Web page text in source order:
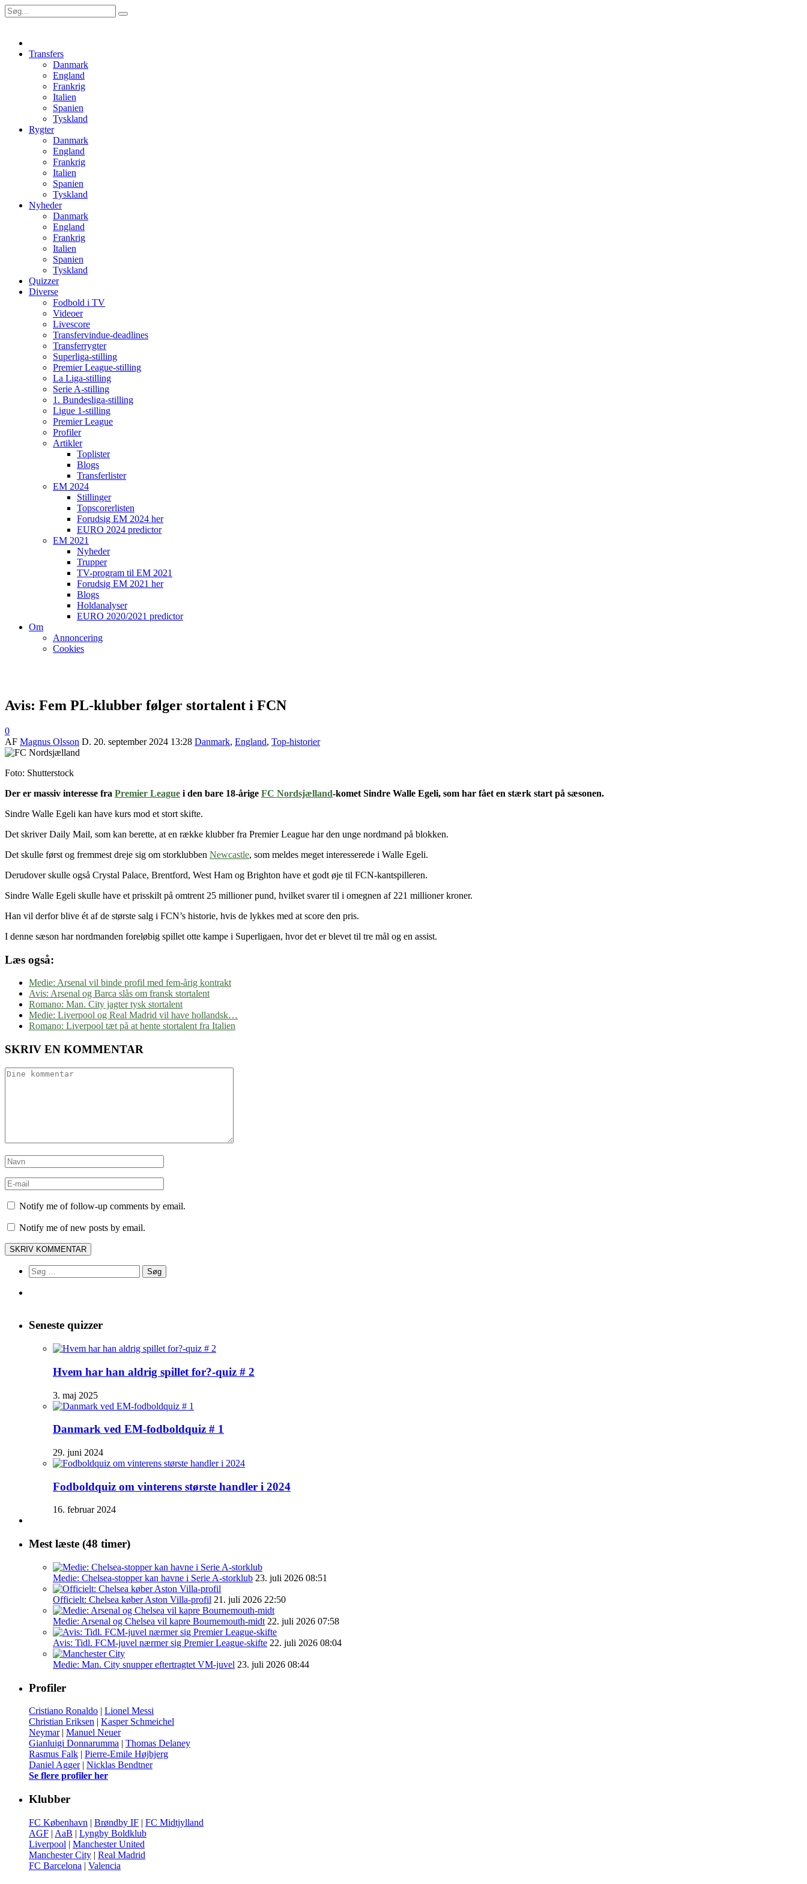
Transfers
Danmark
England
Frankrig
Italien
Spanien
Tyskland
Rygter
Danmark
England
Frankrig
Italien
Spanien
Tyskland
Nyheder
Danmark
England
Frankrig
Italien
Spanien
Tyskland
Quizzer
Diverse
Fodbold i TV
Videoer
Livescore
Transfervindue-deadlines
Transferrygter
Superliga-stilling
Premier League-stilling
La Liga-stilling
Serie A-stilling
1. Bundesliga-stilling
Ligue 1-stilling
Premier League
Profiler
Artikler
Toplister
Blogs
Transferlister
EM 2024
Stillinger
Topscorerlisten
Forudsig EM 2024 her
EURO 2024 predictor
EM 2021
Nyheder
Trupper
TV-program til EM 2021
Forudsig EM 2021 her
Blogs
Holdanalyser
EURO 2020/2021 predictor
Om
Annoncering
Cookies
Avis: Fem PL-klubber følger stortalent i FCN
0
AF Magnus Olsson D. 20. september 2024 13:28 Danmark, England, Top-historier
Foto: Shutterstock
Der er massiv interesse fra Premier League i den bare 18-årige FC Nordsjælland-komet Sindre Walle Egeli, som har fået en stærk start på sæsonen.
Sindre Walle Egeli kan have kurs mod et stort skifte.
Det skriver Daily Mail, som kan berette, at en række klubber fra Premier League har den unge nordmand på blokken.
Det skulle først og fremmest dreje sig om storklubben Newcastle, som meldes meget interesserede i Walle Egeli.
Derudover skulle også Crystal Palace, Brentford, West Ham og Brighton have et godt øje til FCN-kantspilleren.
Sindre Walle Egeli skulle have et prisskilt på omtrent 25 millioner pund, hvilket svarer til i omegnen af 221 millioner kroner.
Han vil derfor blive ét af de største salg i FCN’s historie, hvis de lykkes med at score den pris.
I denne sæson har nordmanden foreløbig spillet otte kampe i Superligaen, hvor det er blevet til tre mål og en assist.
Læs også:
Medie: Arsenal vil binde profil med fem-årig kontrakt
Avis: Arsenal og Barca slås om fransk stortalent
Romano: Man. City jagter tysk stortalent
Medie: Liverpool og Real Madrid vil have hollandsk…
Romano: Liverpool tæt på at hente stortalent fra Italien
SKRIV EN KOMMENTAR
Notify me of follow-up comments by email.
Notify me of new posts by email.
Søg
efter:
Seneste quizzer
Hvem har han aldrig spillet for?-quiz # 2
3. maj 2025
Danmark ved EM-fodboldquiz # 1
29. juni 2024
Fodboldquiz om vinterens største handler i 2024
16. februar 2024
Mest læste (48 timer)
Medie: Chelsea-stopper kan havne i Serie A-storklub 23. juli 2026 08:51
Officielt: Chelsea køber Aston Villa-profil 21. juli 2026 22:50
Medie: Arsenal og Chelsea vil kapre Bournemouth-midt 22. juli 2026 07:58
Avis: Tidl. FCM-juvel nærmer sig Premier League-skifte 22. juli 2026 08:04
Medie: Man. City snupper eftertragtet VM-juvel 23. juli 2026 08:44
Profiler
Cristiano Ronaldo | Lionel Messi
Christian Eriksen | Kasper Schmeichel
Neymar| Manuel Neuer
Gianluigi Donnarumma | Thomas Delaney
Rasmus Falk | Pierre-Emile Højbjerg
Daniel Agger| Nicklas Bendtner
Se flere profiler her
Klubber
FC København | Brøndby IF | FC Midtjylland
AGF | AaB | Lyngby Boldklub
Liverpool | Manchester United
Manchester City | Real Madrid
FC Barcelona | Valencia